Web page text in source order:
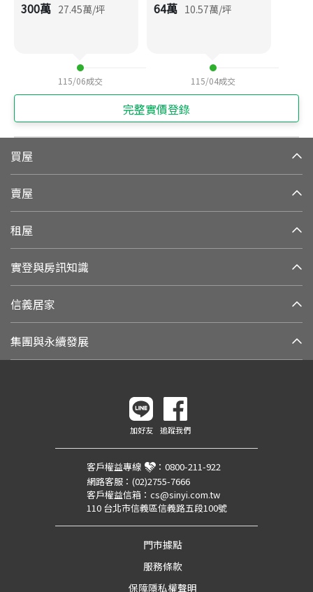
300萬 27.45萬/坪
115/06成交
64萬 10.57萬/坪
115/04成交
完整實價登錄
買屋
賣屋
租屋
實登與房訊知識
信義居家
集團與永續發展
加好友 追蹤我們
客戶權益專線 ： 0800-211-922
網路客服： (02)2755-7666
客戶權益信箱： cs@sinyi.com.tw
110 台北市信義區信義路五段100號
門市據點
服務條款
保障隱私權聲明